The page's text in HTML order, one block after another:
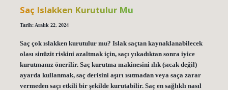
Saç Islakken Kurutulur Mu
Tarih: Aralık 22, 2024
Saç çok ıslakken kurutulur mu? Islak saçtan kaynaklanabilecek
olası sinüzit riskini azaltmak için, saçı yıkadıktan sonra iyice
kurutmanız önerilir. Saç kurutma makinesini ılık (sıcak değil)
ayarda kullanmak, saç derisini aşırı ısıtmadan veya saça zarar
vermeden saçı etkili bir şekilde kurutabilir. Saç en sağlıklı nasıl